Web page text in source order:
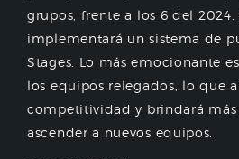
grupos, frente a los 6 del 2024.
implementará un sistema de
Stages. Lo más emocionante
los equipos relegados, lo que
competitividad y brindará
ascender a nuevos equipos.